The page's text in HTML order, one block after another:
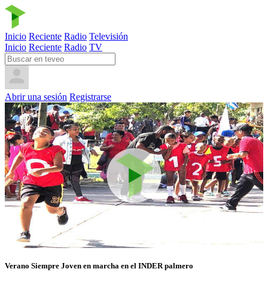
Inicio Reciente Radio Televisión
Inicio Reciente Radio TV
Abrir una sesión Registrarse
Verano Siempre Joven en marcha en el INDER palmero